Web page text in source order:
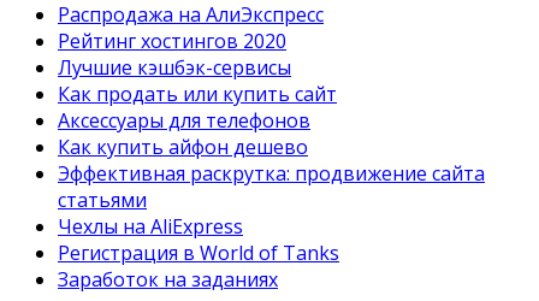
Распродажа на АлиЭкспресс
Рейтинг хостингов 2020
Лучшие кэшбэк-сервисы
Как продать или купить сайт
Аксессуары для телефонов
Как купить айфон дешево
Эффективная раскрутка: продвижение сайта
статьями
Чехлы на AliExpress
Регистрация в World of Tanks
Заработок на заданиях